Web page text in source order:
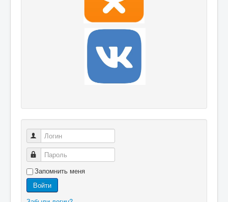
Логин
Пароль
Запомнить меня
Войти